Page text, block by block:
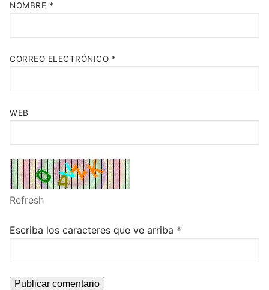
NOMBRE *
CORREO ELECTRÓNICO *
WEB
Refresh
Escriba los caracteres que ve arriba *